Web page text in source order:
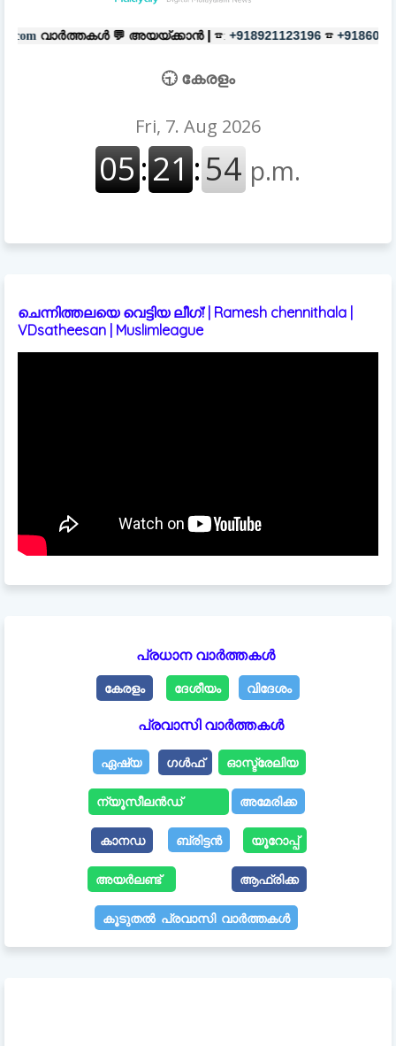
💬അയയ്ക്കാൻ | ☎: +918921123196 ☎ +918606657037
🕤 കേരളം
ചെന്നിത്തലയെ വെട്ടിയ ലീഗ്! | Ramesh chennithala |
VDsatheesan | Muslimleague
പ്രധാന വാർത്തകൾ
കേരളം ദേശീയം വിദേശം
പ്രവാസി വാർത്തകൾ
ഏഷ്യ ഗൾഫ് ഓസ്ട്രേലിയ
ന്യൂസീലൻഡ് അമേരിക്ക
കാനഡ ബ്രിട്ടൻ യൂറോപ്പ്
അയർലണ്ട് ആഫ്രിക്ക
കൂടുതൽ പ്രവാസി വാർത്തകൾ